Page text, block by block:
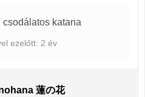
katana
ezelőtt: 2 év
蓮の花